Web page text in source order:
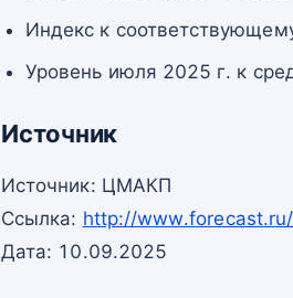
Индекс к
Уровень июля 2025 г. к
Источник
Источник: ЦМАКП
Ссылка: http://
Дата: 10.09.2025